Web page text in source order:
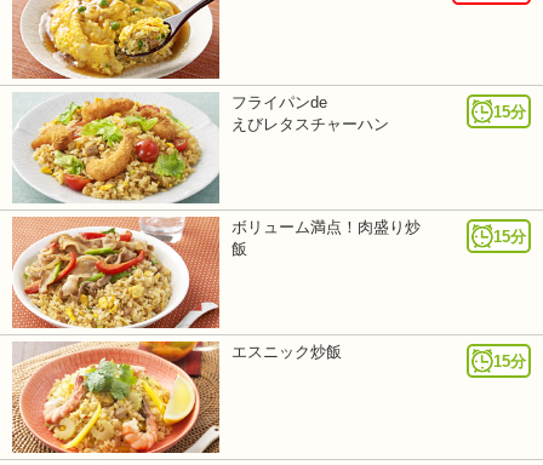
15分
フライパンde
えびレタスチャーハン
15分
ボリューム満点！肉盛り炒
飯
15分
エスニック炒飯